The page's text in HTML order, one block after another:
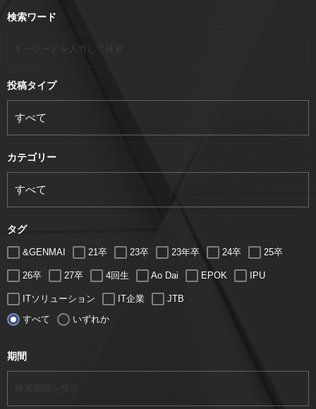
検索ワード
投稿タイプ
カテゴリー
タグ
&GENMAI 21卒 23卒 23年卒 24卒 25卒
26卒 27卒 4回生 Ao Dai EPOK IPU
ITソリューション IT企業 JTB
LUGZ ENTERTAINMENT
すべて いずれか
期間